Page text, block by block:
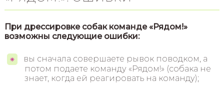
При дрессировке собак команде «Рядом!»
возможны следующие ошибки:
вы сначала совершаете рывок поводком, а
потом подаете команду «Рядом!» (собака не
знает, когда ей реагировать на команду);